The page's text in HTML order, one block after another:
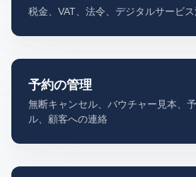
税金、VAT、法令、デジタルサービ
予約の管理
無断キャンセル、バウチャー見本、
ル、顧客への連絡